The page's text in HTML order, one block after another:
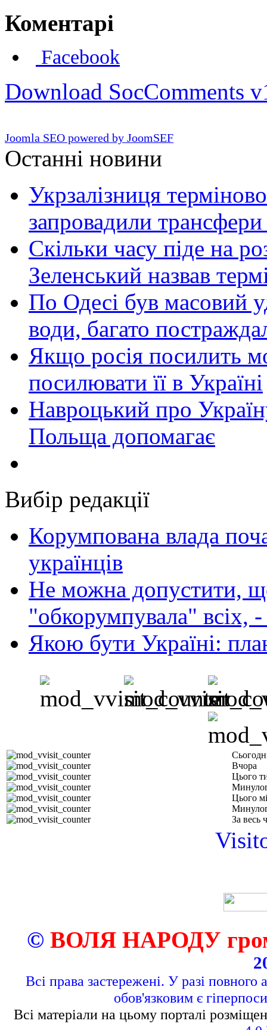
Коментарі
Facebook
Download SocComments
Joomla SEO powered by JoomSEF
Останні новини
Укрзалізниця
запровадили
Скільки часу піде на
Зеленський назвав
По Одесі був масовий
води, багато
Якщо росія посилить
посилювати її в Україні
Навроцький про
Польща допомагає
Вибір редакції
Корумпована влада
українців
Не можна допустити,
"обкорумпувала" всіх,
Якою бути Україні:
Вчора
Цього
Цього
За весь
© ВОЛЯ НАРОДУ
Всі права застережені. У разі повного
обов'язковим є
Всі матеріали на цьому порталі